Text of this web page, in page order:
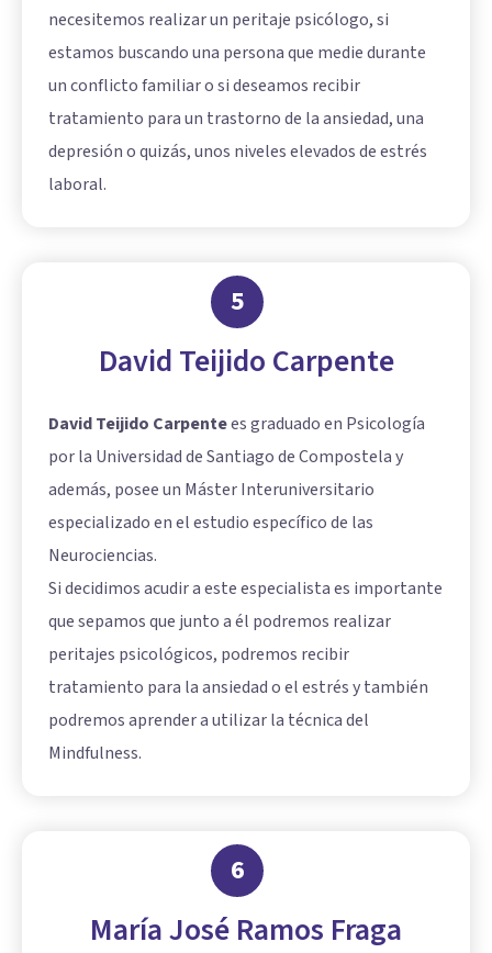
necesitemos realizar un peritaje psicólogo, si
estamos buscando una persona que medie durante
un conflicto familiar o si deseamos recibir
tratamiento para un trastorno de la ansiedad, una
depresión o quizás, unos niveles elevados de estrés
laboral.
5
David Teijido Carpente
David Teijido Carpentees graduado en Psicología
por la Universidad de Santiago de Compostela y
además, posee un Máster Interuniversitario
especializado en el estudio específico de las
Neurociencias.
Si decidimos acudir a este especialista es importante
que sepamos que junto a él podremos realizar
peritajes psicológicos, podremos recibir
tratamiento para la ansiedad o el estrés y también
podremos aprender a utilizar la técnica del
Mindfulness.
6
María José Ramos Fraga